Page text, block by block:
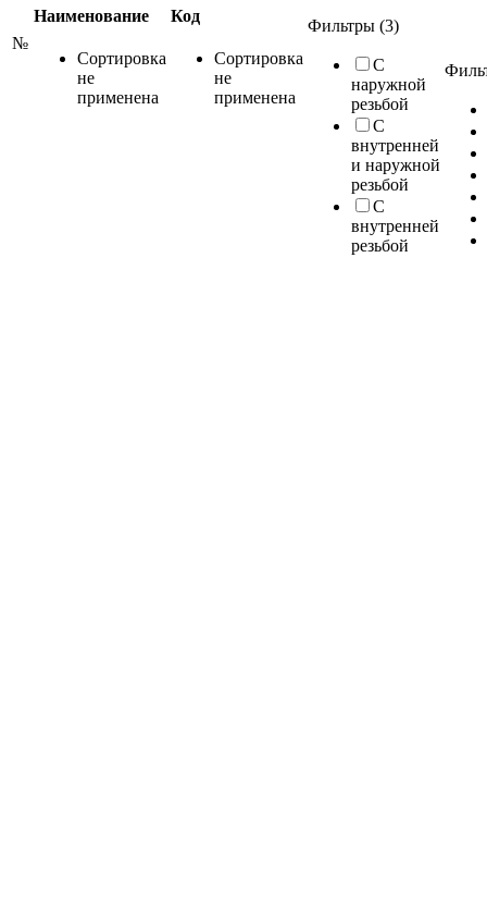
№
Наименование
Сортировка
не
применена
Код
Сортировка
не
применена
Фильтры (3)
С
наружной
резьбой
С
внутренней
и наружной
резьбой
С
внутренней
резьбой